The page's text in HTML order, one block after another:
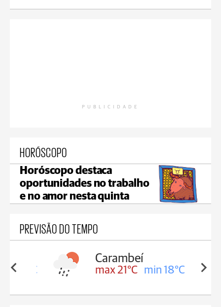
PUBLICIDADE
HORÓSCOPO
Horóscopo destaca
oportunidades no trabalho
e no amor nesta quinta
PREVISÃO DO TEMPO
18°C
Carambeí
max 21°C min 18°C